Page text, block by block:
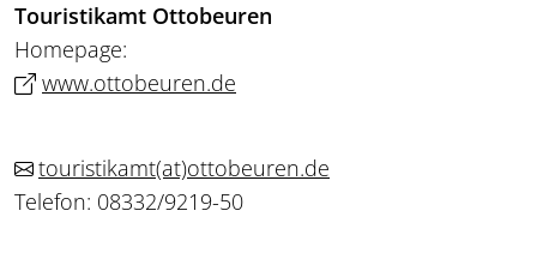
Touristikamt Ottobeuren
Homepage:
www.ottobeuren.de
touristikamt(at)ottobeuren.de
Telefon: 08332/9219-50